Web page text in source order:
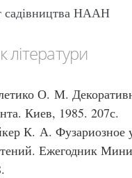
садівництва НААН
літератури
О. М.
Киев, 1985. 207с.
К. А. Фузариозное
Ежегодник